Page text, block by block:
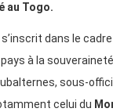
au Togo.
dans le
à la
sous-
celui du